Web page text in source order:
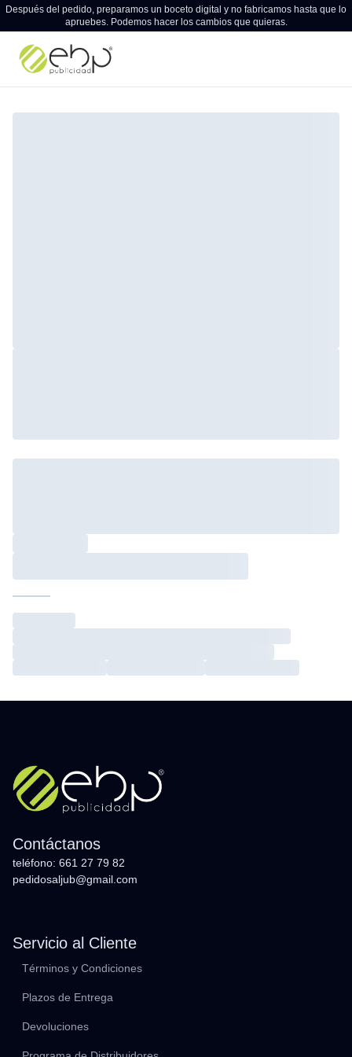
Después del pedido, preparamos un boceto digital y no fabricamos hasta que lo
apruebes. Podemos hacer los cambios que quieras.
Contáctanos
teléfono: 661 27 79 82
pedidosaljub@gmail.com
Servicio al Cliente
Términos y Condiciones
Plazos de Entrega
Devoluciones